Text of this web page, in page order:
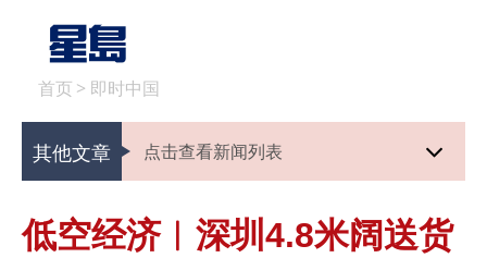
首页 > 即时中国
其他文章 点击查看新闻列表
低空经济︱深圳4.8米阔送货